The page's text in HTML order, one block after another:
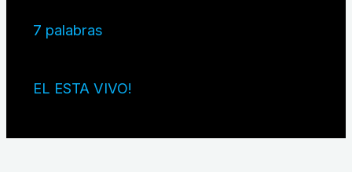
7 palabras
EL ESTA VIVO!